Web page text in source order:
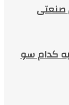
صنعتی
به کدام سو